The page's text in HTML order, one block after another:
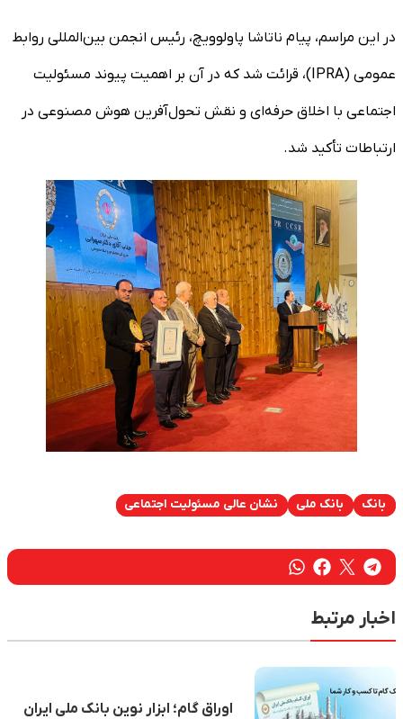
در این مراسم، پیام ناتاشا پاولوویچ، رئیس انجمن بین‌المللی روابط
عمومی (IPRA)، قرائت شد که در آن بر اهمیت پیوند مسئولیت
اجتماعی با اخلاق حرفه‌ای و نقش تحول‌آفرین هوش مصنوعی در
ارتباطات تأکید شد.
بانک بانک ملی نشان عالی مسئولیت اجتماعی
اخبار مرتبط
اوراق گام؛ ابزار نوین بانک ملی ایران